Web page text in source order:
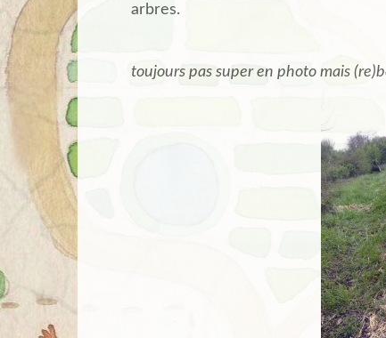
arbres.
toujours pas super en photo mais